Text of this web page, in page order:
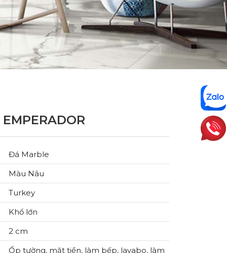
Đá Marble
Màu Nâu
Turkey
Khổ lớn
2 cm
Ốp tường, mặt tiền, làm bếp, lavabo, làm